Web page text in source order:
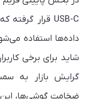
شاید برای برخی
گرایش بازار به
ضخامت گوشی‌ها، این